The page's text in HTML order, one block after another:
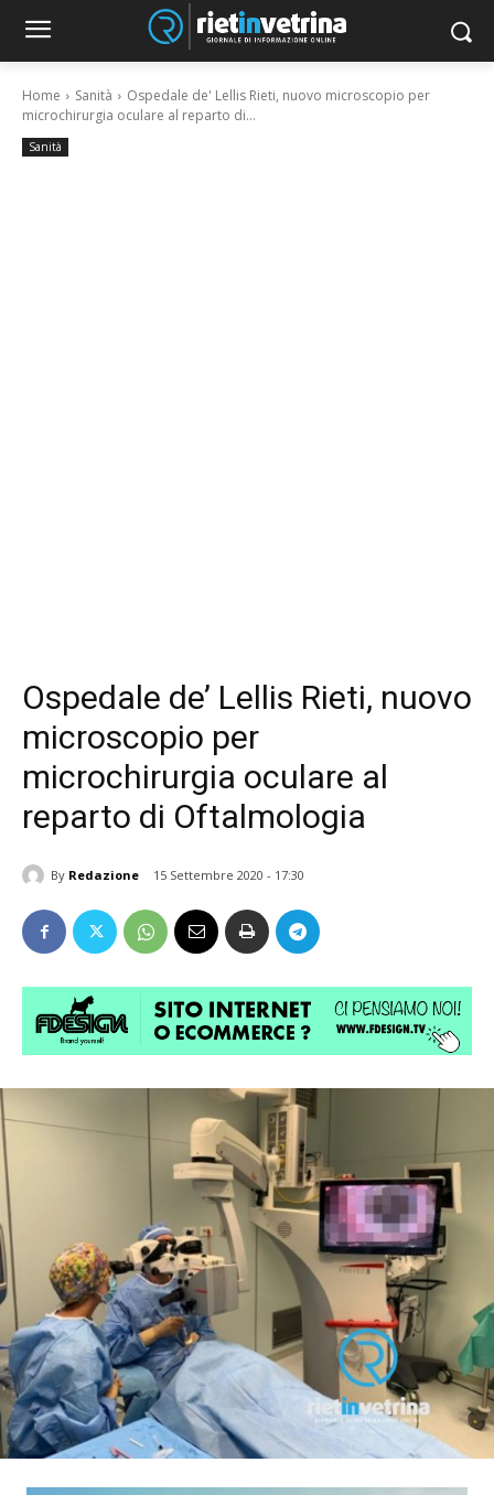
Home Sanità
Ospedale de' Lellis Rieti, nuovo microscopio per
microchirurgia oculare al reparto di...
Sanità
Ospedale de’ Lellis Rieti, nuovo
microscopio per
microchirurgia oculare al
reparto di Oftalmologia
By Redazione 15 Settembre 2020 - 17:30